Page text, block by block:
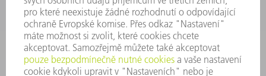
ND@trumpf.com
KONTAKTNÍ ÚDAJE
Nástroje
+420 251 106 250
Po - pá 8:00 - 16:00